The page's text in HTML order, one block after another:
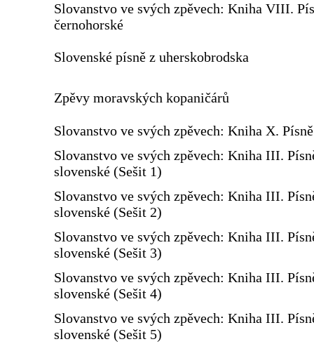
Slovanstvo ve svých zpěvech: Kniha VIII.
černohorské
Slovenské písně z uherskobrodska
Zpěvy moravských kopaničárů
Slovanstvo ve svých zpěvech: Kniha X.
Slovanstvo ve svých zpěvech: Kniha III.
slovenské (Sešit 1)
Slovanstvo ve svých zpěvech: Kniha III.
slovenské (Sešit 2)
Slovanstvo ve svých zpěvech: Kniha III.
slovenské (Sešit 3)
Slovanstvo ve svých zpěvech: Kniha III.
slovenské (Sešit 4)
Slovanstvo ve svých zpěvech: Kniha III.
slovenské (Sešit 5)